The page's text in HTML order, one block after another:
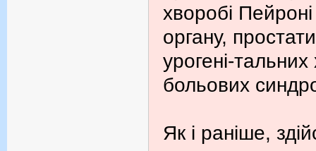
хворобі
органу,
урогені-
больових
Як і раніше,